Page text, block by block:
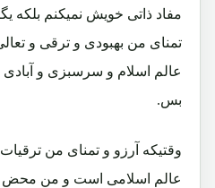
مفاد ذاتی خویش نمیکنم بلکه
تمنای من بهبودی و ترقی و
عالم اسلام و سرسبزی و
بس.
وقتیکه آرزو و تمنای من
عالم اسلامی است و من محض